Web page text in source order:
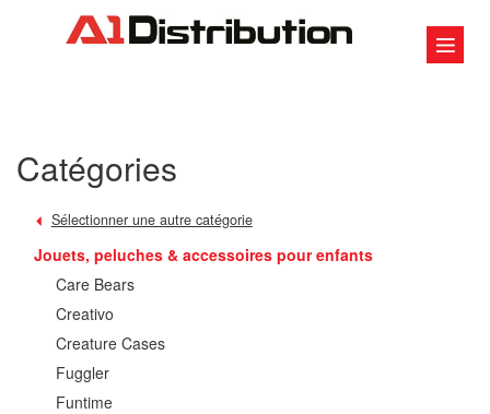
Catégories
Sélectionner une autre catégorie
Jouets, peluches & accessoires pour enfants
Care Bears
Creativo
Creature Cases
Fuggler
Funtime